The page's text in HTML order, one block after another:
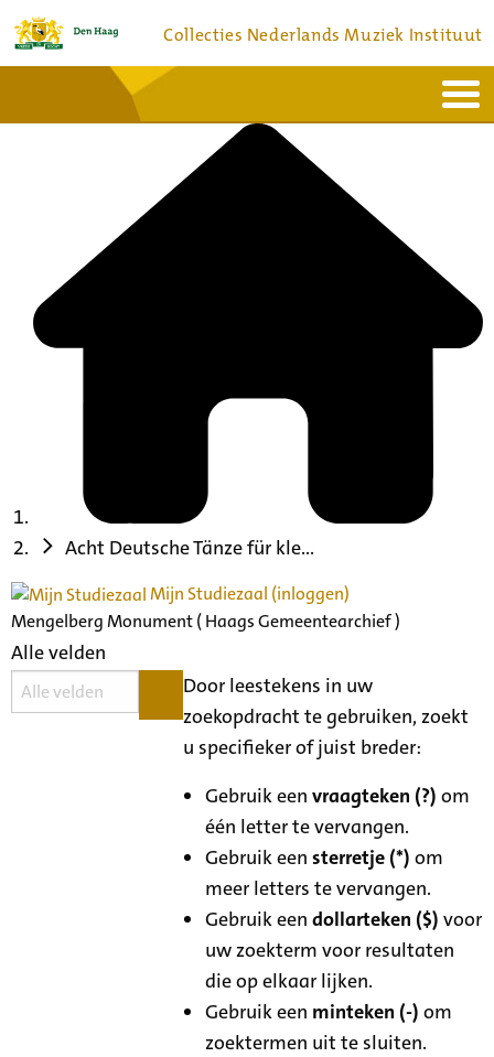
Collecties Nederlands Muziek Instituut
Bronnen en collecties
Acht Deutsche Tänze für kle...
Mijn Studiezaal (inloggen)
Mengelberg Monument ( Haags Gemeentearchief )
Alle velden
Door leestekens in uw
zoekopdracht te gebruiken, zoekt
u specifieker of juist breder:
Gebruik eenvraagteken (?) om
één letter te vervangen.
Gebruik eensterretje (*) om
meer letters te vervangen.
Gebruik eendollarteken ($) voor
uw zoekterm voor resultaten
die op elkaar lijken.
Gebruik een minteken (-) om
zoektermen uit te sluiten.